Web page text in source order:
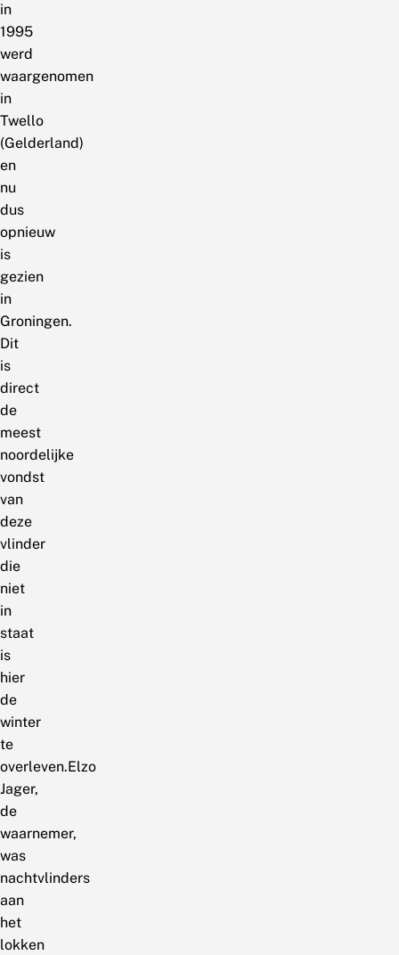
in
1995
werd
waargenomen
in
Twello
(Gelderland)
en
nu
dus
opnieuw
is
gezien
in
Groningen.
Dit
is
direct
de
meest
noordelijke
vondst
van
deze
vlinder
die
niet
in
staat
is
hier
de
winter
te
overleven.Elzo
Jager,
de
waarnemer,
was
nachtvlinders
aan
het
lokken